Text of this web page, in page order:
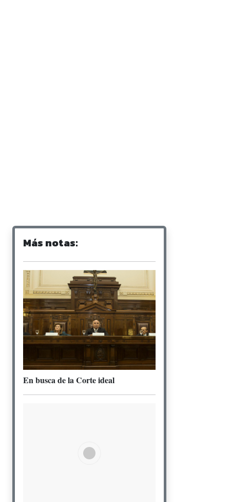
Más notas:
En busca de la Corte ideal